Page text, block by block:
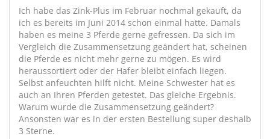
Ich habe das Zink-Plus im Februar nochmal gekauft, da
ich es bereits im Juni 2014 schon einmal hatte. Damals
haben es meine 3 Pferde gerne gefressen. Da sich im
Vergleich die Zusammensetzung geändert hat, scheinen
die Pferde es nicht mehr gerne zu mögen. Es wird
heraussortiert oder der Hafer bleibt einfach liegen.
Selbst anfeuchten hilft nicht. Meine Schwester hat es
auch an Ihren Pferden getestet. Das gleiche Ergebnis.
Warum wurde die Zusammensetzung geändert?
Ansonsten war es in der ersten Bestellung super deshalb
3 Sterne.